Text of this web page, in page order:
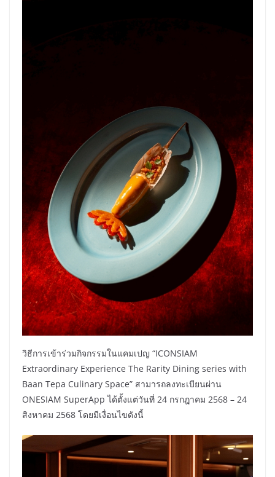
วิธีการเข้าร่วมกิจกรรมในแคมเปญ “ICONSIAM
Extraordinary Experience The Rarity Dining series with
Baan Tepa Culinary Space” สามารถลงทะเบียนผ่าน
ONESIAM SuperApp ได้ตั้งแต่วันที่ 24 กรกฎาคม 2568 – 24
สิงหาคม 2568 โดยมีเงื่อนไขดังนี้